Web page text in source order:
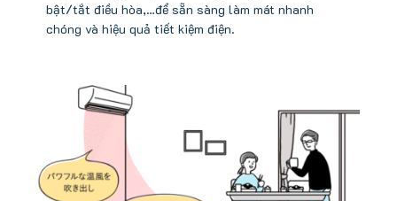
bật/tắt điều hòa,…để sẵn sàng làm mát nhanh
chóng và hiệu quả tiết kiệm điện.